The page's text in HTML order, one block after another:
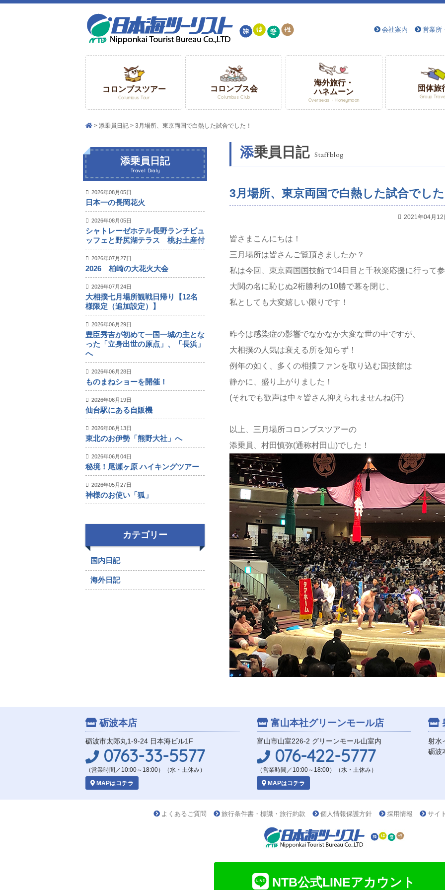
会社案内 営業所
コロンブスツアー
Columbus Tour
コロンブス会
Columbus Club
海外旅行・
ハネムーン
Overseas・Honeymoon
団体旅
Group
添乗員日記 3月場所、東京両国で白熱した試合でした！
添乗員日記 Staffblog
3月場所、東京両国で白熱した試合でした
2021年04月
皆さまこんにちは！
三月場所は皆さんご覧頂きましたか？
私は今回、東京両国国技館で14日目と千秋楽応援に行って参
大関の名に恥じぬ2桁勝利の10勝で幕を閉じ、
私としても大変嬉しい限りです！
昨今は感染症の影響でなかなか大変な世の中ですが、
大相撲の人気は衰える所を知らず！
例年の如く、多くの相撲ファンを取り込む国技館は
静かに、盛り上がりました！
(それでも歓声は中々皆さん抑えられませんね(汗)
以上、三月場所コロンブスツアーの
添乗員、村田慎弥(通称村田山)でした！
添乗員日記
Travel Dialy
2026年08月05日
日本一の長岡花火
2026年08月05日
シャトレーゼホテル長野ランチビュ
ッフェと野尻湖テラス 桃お土産付
2026年07月27日
2026 柏崎の大花火大会
2026年07月24日
大相撲七月場所観戦日帰り【12名
様限定（追加設定）】
2026年06月29日
豊臣秀吉が初めて一国一城の主とな
った「立身出世の原点」、「長浜」
へ
2026年06月28日
ものまねショーを開催！
2026年06月19日
仙台駅にある自販機
2026年06月13日
東北のお伊勢「熊野大社」へ
2026年06月04日
秘境！尾瀬ヶ原 ハイキングツアー
2026年05月27日
神様のお使い「狐」
カテゴリー
国内日記
海外日記
砺波本店
砺波市太郎丸1-9-24 日本海ビル1F
0763-33-5577
（営業時間／10:00～18:00）（水・土休み）
MAPはコチラ
富山本社グリーンモール店
富山市山室226-2 グリーンモール山室内
076-422-5777
（営業時間／10:00～18:00）（水・土休み）
MAPはコチラ
射水
砺波
よくあるご質問 旅行条件書・標識・旅行約款 個人情報保護方針 採用情報 サイ
NTB公式LINEアカウント